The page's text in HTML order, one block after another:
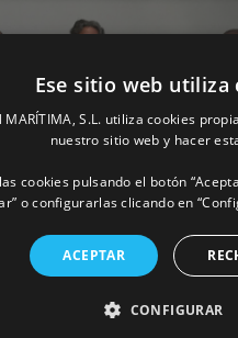
Ese sitio web utiliza
MARÍTIMA, S.L. utiliza cookies
nuestro sitio web y hacer
cookies pulsando el botón
o configurarlas clicando en
ACEPTAR
CONFIGURAR